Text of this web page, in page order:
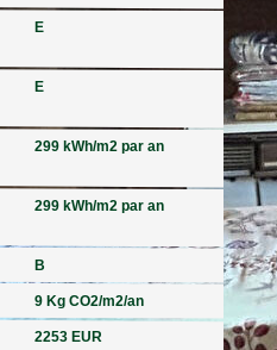
E
E
299 kWh/m2 par an
299 kWh/m2 par an
B
9 Kg CO2/m2/an
2253 EUR